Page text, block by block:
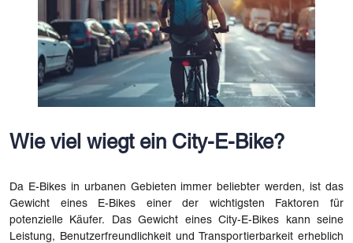
Wie viel wiegt ein City-E-Bike?
Da E-Bikes in urbanen Gebieten immer beliebter werden, ist das
Gewicht eines E-Bikes einer der wichtigsten Faktoren für
potenzielle Käufer. Das Gewicht eines City-E-Bikes kann seine
Leistung, Benutzerfreundlichkeit und Transportierbarkeit erheblich